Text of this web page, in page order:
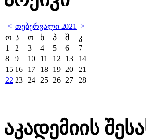
< თებერვალი 2021
>
ო ს ო ხ პ შ
კ
1
2 3 4 5 6
7
8
9 10 11 12 13
14
15 16 17 18 19 20
21
22 23 24 25 26 27 28
აკადემიის